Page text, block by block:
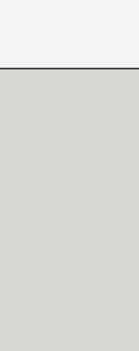
[GK] Mémoire cash -
[GK] Nvidia : le prix des
[GK] Suikoden Star Leap
[Mo5] La mini borne
[GK] Pourquoi Marvel
[GK] Test : Restory : Chill